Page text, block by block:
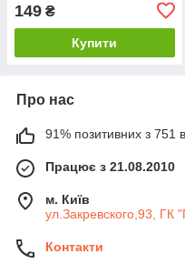
149 ₴
Купити
Про нас
91% позитивних з 751
Працює з 21.08.2010
м. Київ
ул.Закревского,93, ГК
Контакти